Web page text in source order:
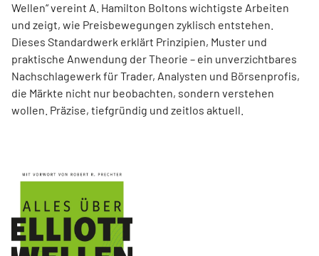
Wellen“ vereint A. Hamilton Boltons wichtigste Arbeiten
und zeigt, wie Preisbewegungen zyklisch entstehen.
Dieses Standardwerk erklärt Prinzipien, Muster und
praktische Anwendung der Theorie – ein unverzichtbares
Nachschlagewerk für Trader, Analysten und Börsenprofis,
die Märkte nicht nur beobachten, sondern verstehen
wollen. Präzise, tiefgründig und zeitlos aktuell.